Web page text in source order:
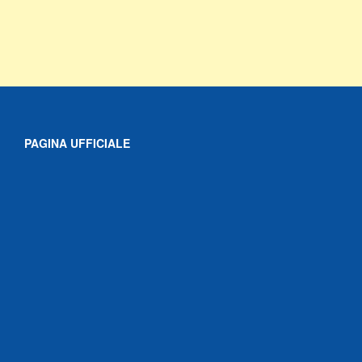
PAGINA UFFICIALE